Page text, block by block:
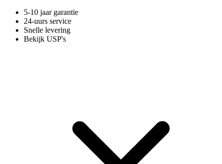
5-10 jaar garantie
24-uurs service
Snelle levering
Bekijk USP's